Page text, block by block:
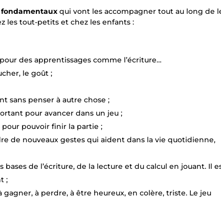
qui vont les accompagner tout au long de
les tout-petits et chez les enfants :
des apprentissages comme l’écriture…
le goût ;
sans penser à autre chose ;
pour avancer dans un jeu ;
pour pouvoir finir la partie ;
de nouveaux gestes qui aident dans la vie quotidienne,
bases de l’écriture, de la lecture et du calcul en jouant. Il
;
gagner, à perdre, à être heureux, en colère, triste. Le jeu